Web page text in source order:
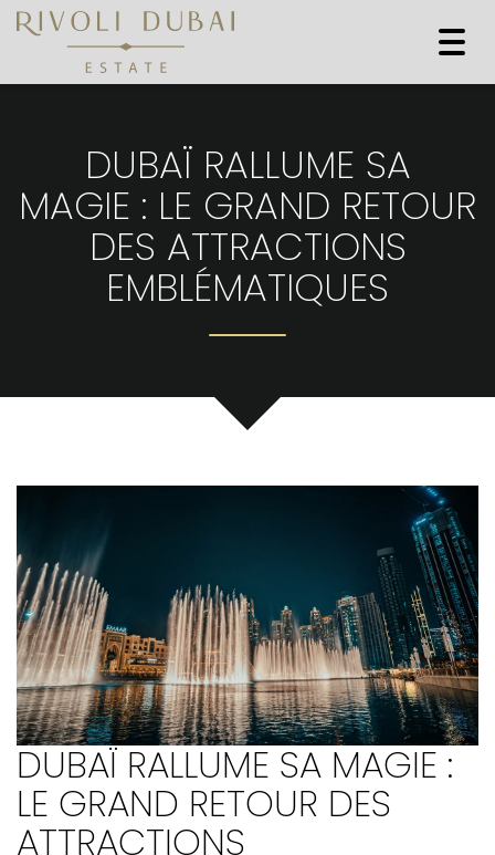
DUBAÏ RALLUME SA
MAGIE : LE GRAND RETOUR
DES ATTRACTIONS
EMBLÉMATIQUES
DUBAÏ RALLUME SA MAGIE :
LE GRAND RETOUR DES
ATTRACTIONS